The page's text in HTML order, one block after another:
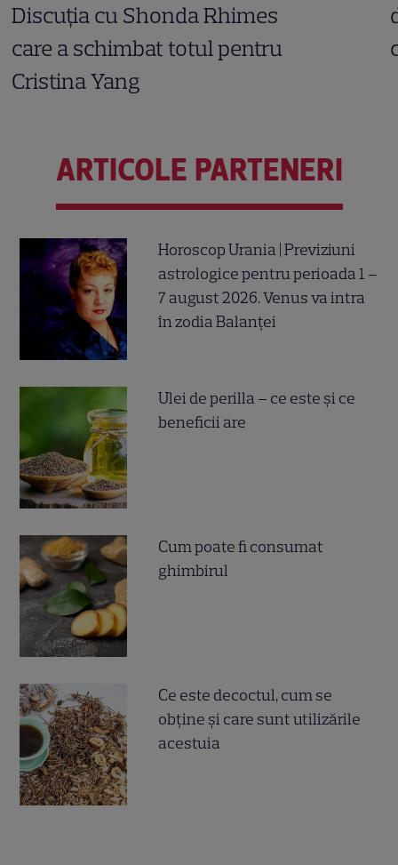
Discuția cu Shonda Rhimes
care a schimbat totul pentru
Cristina Yang
ARTICOLE PARTENERI
Horoscop Urania | Previziuni
astrologice pentru perioada 1 –
7 august 2026. Venus va intra
în zodia Balanței
Ulei de perilla – ce este și ce
beneficii are
Cum poate fi consumat
ghimbirul
Ce este decoctul, cum se
obţine şi care sunt utilizările
acestuia